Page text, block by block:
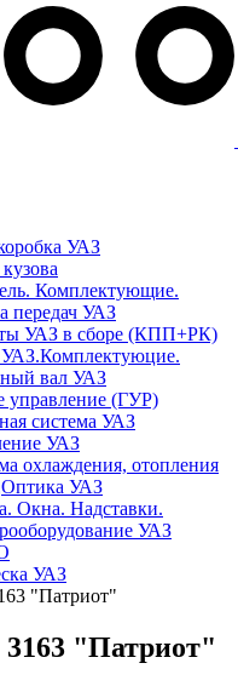
УАЗ
Комплектующие.
передач УАЗ
УАЗ в сборе (КПП+РК)
вал УАЗ
управление (ГУР)
система УАЗ
УАЗ
охлаждения, отопления
УАЗ
Окна. Надставки.
УАЗ
УАЗ
"Патриот"
3163 "Патриот"